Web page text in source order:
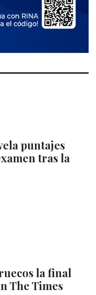
puntajes
tras la
la final
The Times